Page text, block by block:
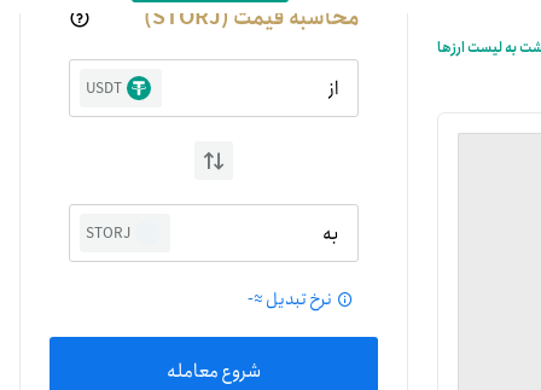
به لیست ارزها
محاسبه قیمت (STORJ)
از USDT
به STORJ
نرخ تبدیل ≈-
شروع معامله